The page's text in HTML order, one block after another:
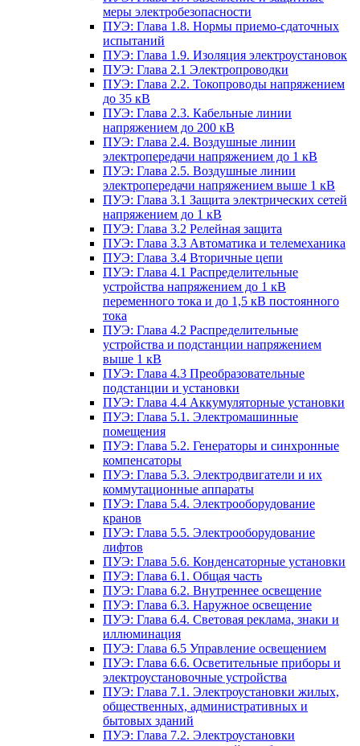
меры электробезопасности
ПУЭ: Глава 1.8. Нормы приемо-сдаточных
испытаний
ПУЭ: Глава 1.9. Изоляция электроустановок
ПУЭ: Глава 2.1 Электропроводки
ПУЭ: Глава 2.2. Токопроводы напряжением
до 35 кВ
ПУЭ: Глава 2.3. Кабельные линии
напряжением до 200 кВ
ПУЭ: Глава 2.4. Воздушные линии
электропередачи напряжением до 1 кВ
ПУЭ: Глава 2.5. Воздушные линии
электропередачи напряжением выше 1 кВ
ПУЭ: Глава 3.1 Защита электрических сетей
напряжением до 1 кВ
ПУЭ: Глава 3.2 Релейная защита
ПУЭ: Глава 3.3 Автоматика и телемеханика
ПУЭ: Глава 3.4 Вторичные цепи
ПУЭ: Глава 4.1 Распределительные
устройства напряжением до 1 кВ
переменного тока и до 1,5 кВ постоянного
тока
ПУЭ: Глава 4.2 Распределительные
устройства и подстанции напряжением
выше 1 кВ
ПУЭ: Глава 4.3 Преобразовательные
подстанции и установки
ПУЭ: Глава 4.4 Аккумуляторные установки
ПУЭ: Глава 5.1. Электромашинные
помещения
ПУЭ: Глава 5.2. Генераторы и синхронные
компенсаторы
ПУЭ: Глава 5.3. Электродвигатели и их
коммутационные аппараты
ПУЭ: Глава 5.4. Электрооборудование
кранов
ПУЭ: Глава 5.5. Электрооборудование
лифтов
ПУЭ: Глава 5.6. Конденсаторные установки
ПУЭ: Глава 6.1. Общая часть
ПУЭ: Глава 6.2. Внутреннее освещение
ПУЭ: Глава 6.3. Наружное освещение
ПУЭ: Глава 6.4. Световая реклама, знаки и
иллюминация
ПУЭ: Глава 6.5 Управление освещением
ПУЭ: Глава 6.6. Осветительные приборы и
электроустановочные устройства
ПУЭ: Глава 7.1. Электроустановки жилых,
общественных, административных и
бытовых зданий
ПУЭ: Глава 7.2. Электроустановки